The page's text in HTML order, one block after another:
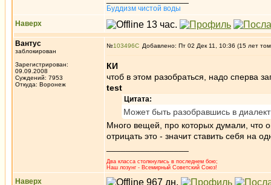
Буддизм чистой воды
Наверх
Вантус
заблокирован
Зарегистрирован:
09.09.2008
Суждений: 7953
Откуда: Воронеж
№103496 Добавлено: Пт 02 Дек 11, 10:36 (15 лет
КИ
чтоб в этом разобраться, надо сперва
test
Цитата:
Может быть разобравшись в
Много вещей, про которых думали, что
отрицать это - значит ставить себя на
Два класса столкнулись в последнем бою;
Наш лозунг - Всемирный Советский Союз!
Наверх